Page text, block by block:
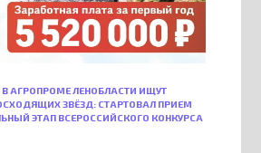
В АГРОПРОМЕ ЛЕНОБЛАСТИ ИЩУТ
ЗВЁЗД: СТАРТОВАЛ ПРИЕМ
ЭТАП ВСЕРОССИЙСКОГО КОНКУРСА